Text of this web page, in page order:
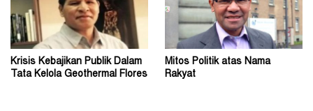
Krisis Kebajikan Publik Dalam
Tata Kelola Geothermal Flores
Mitos Politik atas Nama
Rakyat